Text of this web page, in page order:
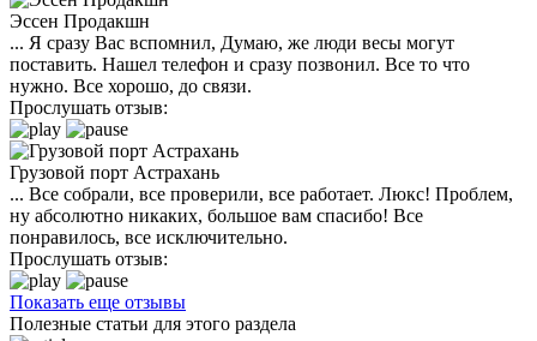
Эссен Продакшн
... Я сразу Вас вспомнил, Думаю, же люди весы могут
поставить. Нашел телефон и сразу позвонил. Все то что
нужно. Все хорошо, до связи.
Прослушать отзыв:
Грузовой порт Астрахань
... Все собрали, все проверили, все работает. Люкс! Проблем,
ну абсолютно никаких, большое вам спасибо! Все
понравилось, все исключительно.
Прослушать отзыв:
Показать еще отзывы
Полезные статьи для этого раздела